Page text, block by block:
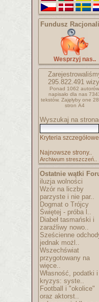
Fundusz
Wesprzyj nas..
295.822.491
Ponad 1062 autorów
napisało dla nas
tekstów. Zajęłyby one
stron A4
Wyszukaj na
Kryteria szczegółowe
Najnowsze strony..
Archiwum streszczeń..
Ostatnie wątki
iluzja wolności
Wzór na liczby
parzyste i nie par..
Dogmat o Trójcy
Świętej - próba l..
Diabeł tasmański i
zaraźliwy nowo..
Sześcienne
jednak możl..
Wszechświat
przygotowany na
więce..
Własność, podatki i
kryzys: syste..
Football i "okolice"
oraz aktorst..